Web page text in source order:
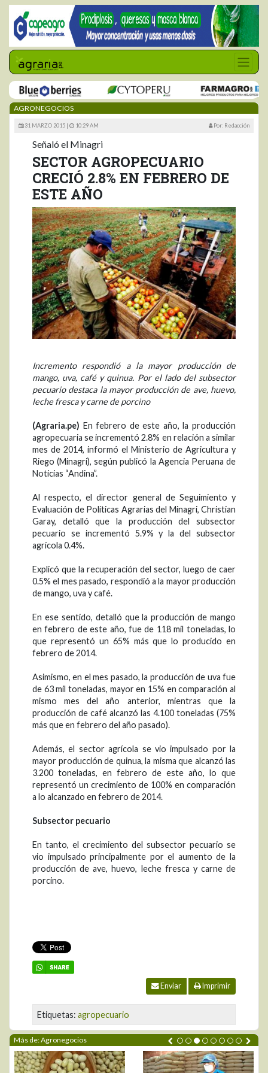
AGRONEGOCIOS
31 MARZO 2015 | 10:29 AM Por: Redacción
Señaló el Minagri
SECTOR AGROPECUARIO
CRECIÓ 2.8% EN FEBRERO DE
ESTE AÑO
Incremento respondió a la mayor producción de
mango, uva, café y quinua. Por el lado del subsector
pecuario destaca la mayor producción de ave, huevo,
leche fresca y carne de porcino
(Agraria.pe) En febrero de este año, la producción
agropecuaria se incrementó 2.8% en relación a similar
mes de 2014, informó el Ministerio de Agricultura y
Riego (Minagri), según publicó la Agencia Peruana de
Noticias “Andina”.
Al respecto, el director general de Seguimiento y
Evaluación de Políticas Agrarias del Minagri, Christian
Garay, detalló que la producción del subsector
pecuario se incrementó 5.9% y la del subsector
agrícola 0.4%.
Explicó que la recuperación del sector, luego de caer
0.5% el mes pasado, respondió a la mayor producción
de mango, uva y café.
En ese sentido, detalló que la producción de mango
en febrero de este año, fue de 118 mil toneladas, lo
que representó un 65% más que lo producido en
febrero de 2014.
Asimismo, en el mes pasado, la producción de uva fue
de 63 mil toneladas, mayor en 15% en comparación al
mismo mes del año anterior, mientras que la
producción de café alcanzó las 4.100 toneladas (75%
más que en febrero del año pasado).
Además, el sector agrícola se vio impulsado por la
mayor producción de quinua, la misma que alcanzó las
3.200 toneladas, en febrero de este año, lo que
representó un crecimiento de 100% en comparación
a lo alcanzado en febrero de 2014.
Subsector pecuario
En tanto, el crecimiento del subsector pecuario se
vio impulsado principalmente por el aumento de la
producción de ave, huevo, leche fresca y carne de
porcino.
Enviar Imprimir
Etiquetas: agropecuario
Más de: Agronegocios